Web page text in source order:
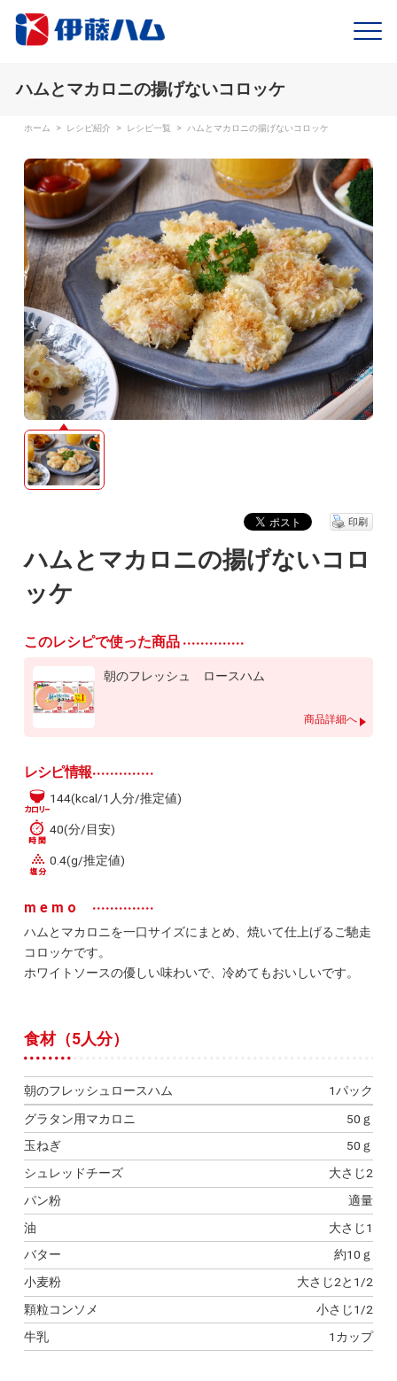
ハムとマカロニの揚げないコロッケ
ホーム > レシピ紹介 > レシピ一覧 > ハムとマカロニの揚げないコロッケ
ハムとマカロニの揚げないコロ
ッケ
印刷
このレシピで使った商品
朝のフレッシュ ロースハム
商品詳細へ
レシピ情報
144(kcal/1人分/推定値)
40(分/目安)
0.4(g/推定値)
memo
ハムとマカロニを一口サイズにまとめ、焼いて仕上げるご馳走
コロッケです。
ホワイトソースの優しい味わいで、冷めてもおいしいです。
食材（5人分）
朝のフレッシュロースハム
1パック
グラタン用マカロニ
50ｇ
玉ねぎ
50ｇ
シュレッドチーズ
大さじ2
パン粉
適量
油
大さじ1
バター
約10ｇ
小麦粉
大さじ2と1/2
顆粒コンソメ
小さじ1/2
牛乳
1カップ